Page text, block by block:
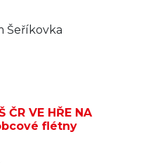
Šeříkovka
ČR VE HŘE NA
flétny